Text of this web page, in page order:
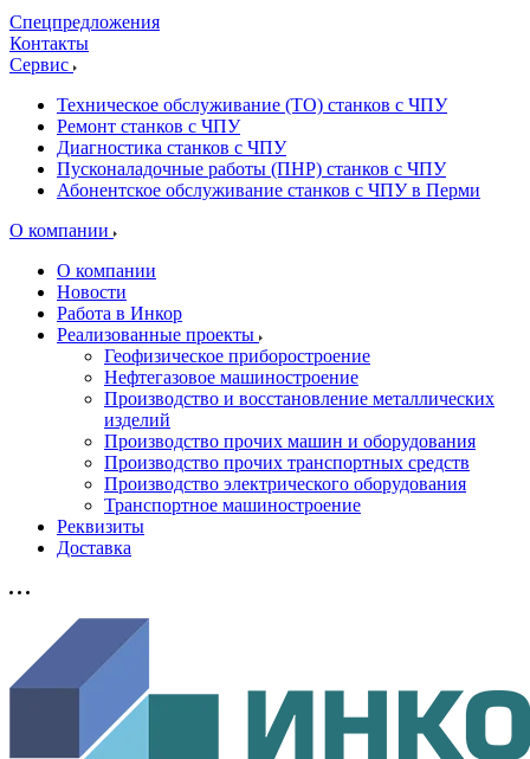
Спецпредложения
Контакты
Сервис
Техническое обслуживание (ТО) станков с ЧПУ
Ремонт станков с ЧПУ
Диагностика станков с ЧПУ
Пусконаладочные работы (ПНР) станков с ЧПУ
Абонентское обслуживание станков с ЧПУ в Перми
О компании
О компании
Новости
Работа в Инкор
Реализованные проекты
Геофизическое приборостроение
Нефтегазовое машиностроение
Производство и восстановление металлических
изделий
Производство прочих машин и оборудования
Производство прочих транспортных средств
Производство электрического оборудования
Транспортное машиностроение
Реквизиты
Доставка